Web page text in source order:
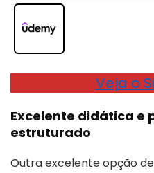
Veja o
Excelente didática e
estruturado
Outra excelente opção